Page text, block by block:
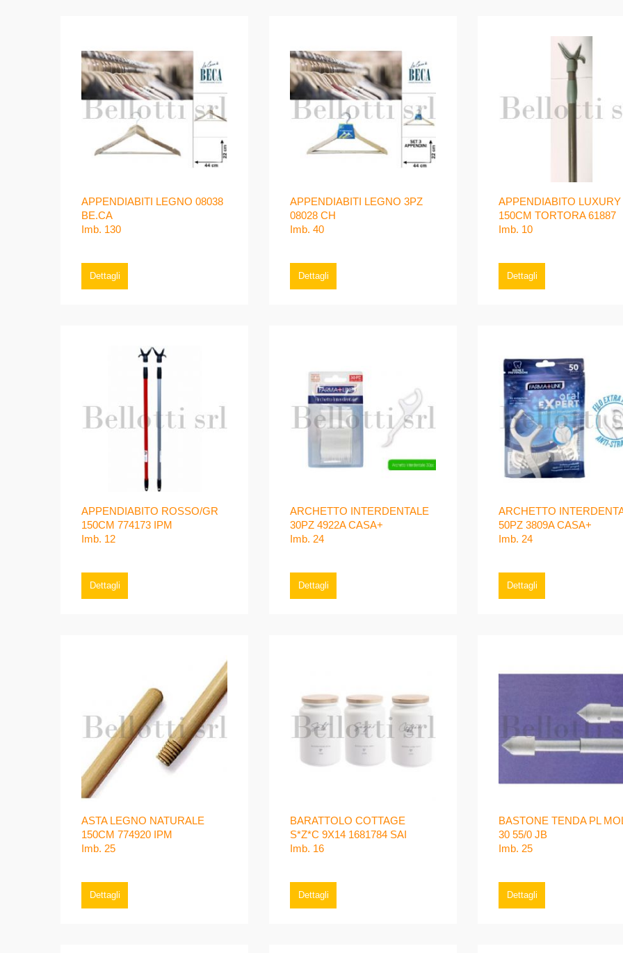
APPENDIABITI LEGNO 08038
BE.CA
Imb. 130
Dettagli
APPENDIABITI LEGNO 3PZ
08028 CH
Imb. 40
Dettagli
APPENDIABITO LUXURY
150CM TORTORA 61887
Imb. 10
Dettagli
APPENDIABITO ROSSO/GR
150CM 774173 IPM
Imb. 12
Dettagli
ARCHETTO INTERDENTALE
30PZ 4922A CASA+
Imb. 24
Dettagli
ARCHETTO
50PZ 3809A CASA+
Imb. 24
Dettagli
ASTA LEGNO NATURALE
150CM 774920 IPM
Imb. 25
Dettagli
BARATTOLO COTTAGE
S*Z*C 9X14 1681784 SAI
Imb. 16
Dettagli
BASTONE TENDA PL
30 55/0 JB
Imb. 25
Dettagli